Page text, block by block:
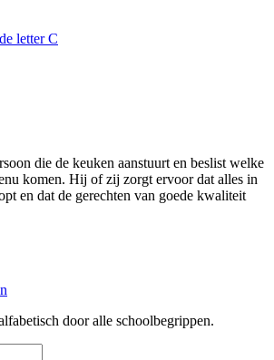
letter C
die de keuken aanstuurt en beslist welke
komen. Hij of zij zorgt ervoor dat alles in
en dat de gerechten van goede kwaliteit
door alle schoolbegrippen.